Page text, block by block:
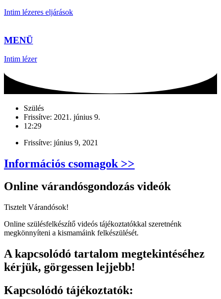
Intim lézeres eljárások
MENÜ
Intim lézer
Szülés
Frissítve: 2021. június 9.
12:29
Frissítve: június 9, 2021
Információs csomagok >>
Online várandósgondozás videók
Tisztelt Várandósok!
Online szülésfelkészítő videós tájékoztatókkal szeretnénk
megkönnyíteni a kismamáink felkészülését.
A kapcsolódó tartalom megtekintéséhez
kérjük, görgessen lejjebb!
Kapcsolódó tájékoztatók: